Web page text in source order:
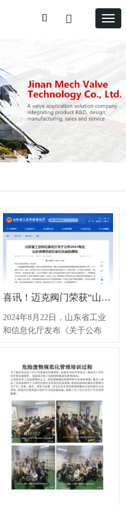
喜讯！迈克阀门荣获“山东省绿色工厂”
2024年8月22日，山东省工业
和信息化厅发布《关于公布
市工信部门审核推荐、专家评
审论证、征求相关部门意见、
社会公示等程序，迈克阀门顺
利通过审核，荣获“山东省绿
色工厂”。迈克阀门坚持绿
色、低碳、循环发展理念，通
过绿色工厂的打造，逐步实现
了用地集约化、原料无害化、
生产洁净化、废物资源化、能
源低碳化。未来迈克阀门将继